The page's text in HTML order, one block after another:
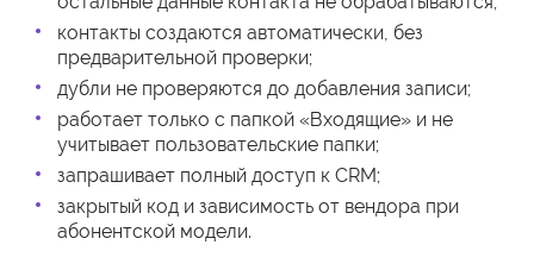
контакты создаются автоматически, без
предварительной проверки;
дубли не проверяются до добавления записи;
работает только с папкой «Входящие» и не
учитывает пользовательские папки;
запрашивает полный доступ к CRM;
закрытый код и зависимость от вендора при
абонентской модели.